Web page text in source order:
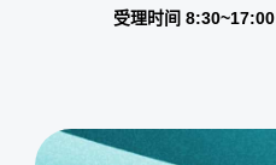
受理时间